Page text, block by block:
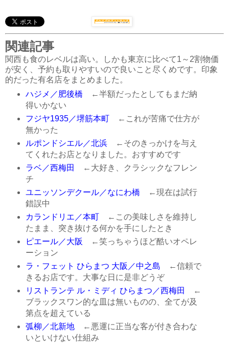
関連記事
関西も食のレベルは高い。しかも東京に比べて1～2割物価
が安く、予約も取りやすいので良いこと尽くめです。印象
的だった有名店をまとめました。
ハジメ／肥後橋 ←半額だったとしてもまだ納
得いかない
フジヤ1935／堺筋本町←これが苦痛で仕方が
無かった
ルポンドシエル／北浜←そのきっかけを与え
てくれたお店となりました。おすすめです
ラベ／西梅田
←大好き、クラシックなフレン
チ
ユニッソンデクール／なにわ橋 ←現在は試行
錯誤中
カランドリエ／本町←この美味しさを維持し
たまま、突き抜ける何かを手にしたとき
ピエール／大阪 ←笑っちゃうほど酷いオペレ
ーション
ラ・フェット ひらまつ 大阪／中之島 ←信頼で
きるお店です。大事な日に是非どうぞ
リストランテ ル・ミディ ひらまつ／西梅田
←
ブラックスワン的な皿は無いものの、全てが及
第点を超えている
弧柳／北新地←悪運に正当な客が付き合わな
いといけない仕組み